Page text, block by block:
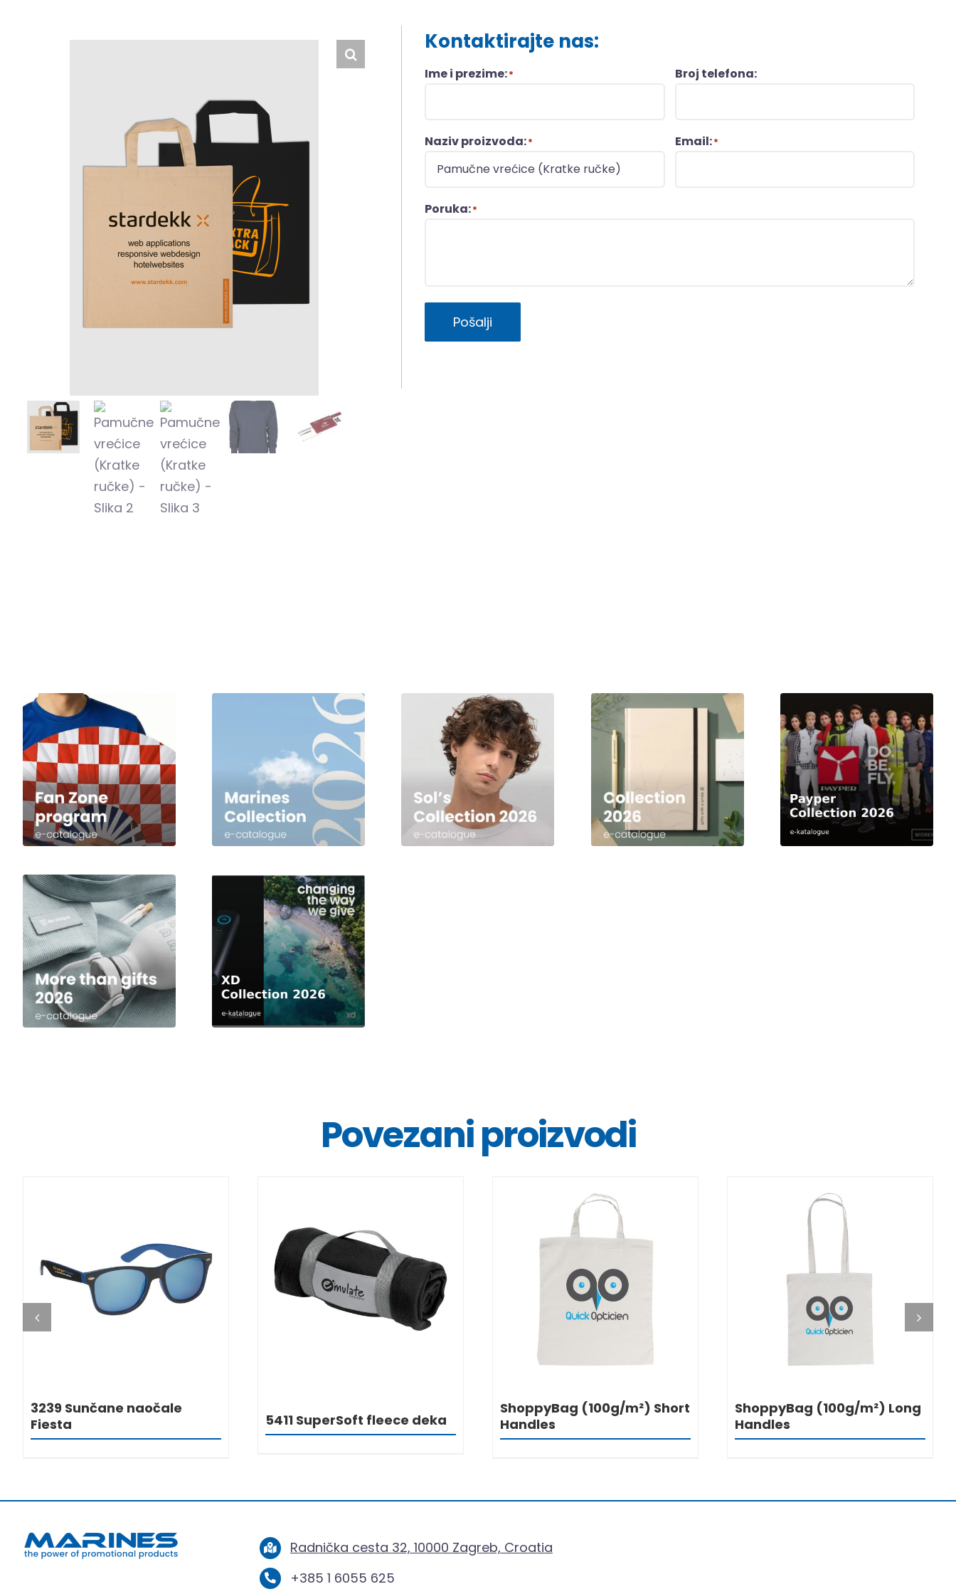
Kontaktirajte nas:
Ime i prezime:* Broj telefona:
Naziv proizvoda:* Email:*
Poruka:*
Pošalji
Povezani proizvodi
DETALJI
3239 Sunčane naočale
Fiesta
DETALJI
5411 SuperSoft fleece deka
DETALJI
ShoppyBag (100g/m²) Short
Handles
ShoppyBag (100g/m²) Long
Handles
Radnička cesta 32, 10000 Zagreb, Croatia
+385 1 6055 625